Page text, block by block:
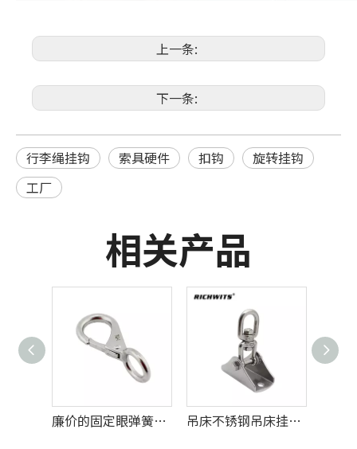
上一条:
下一条:
行李绳挂钩 索具硬件 扣钩
旋转挂钩
工厂
相关产品
廉价的固定眼弹簧钩工厂制造 吊床不锈钢吊床挂钩套件